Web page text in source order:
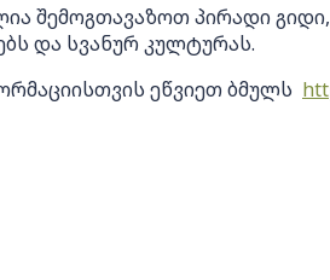
შემოგთავაზოთ პირადი
და სვანურ კულტურას.
ეწვიეთ ბმულს